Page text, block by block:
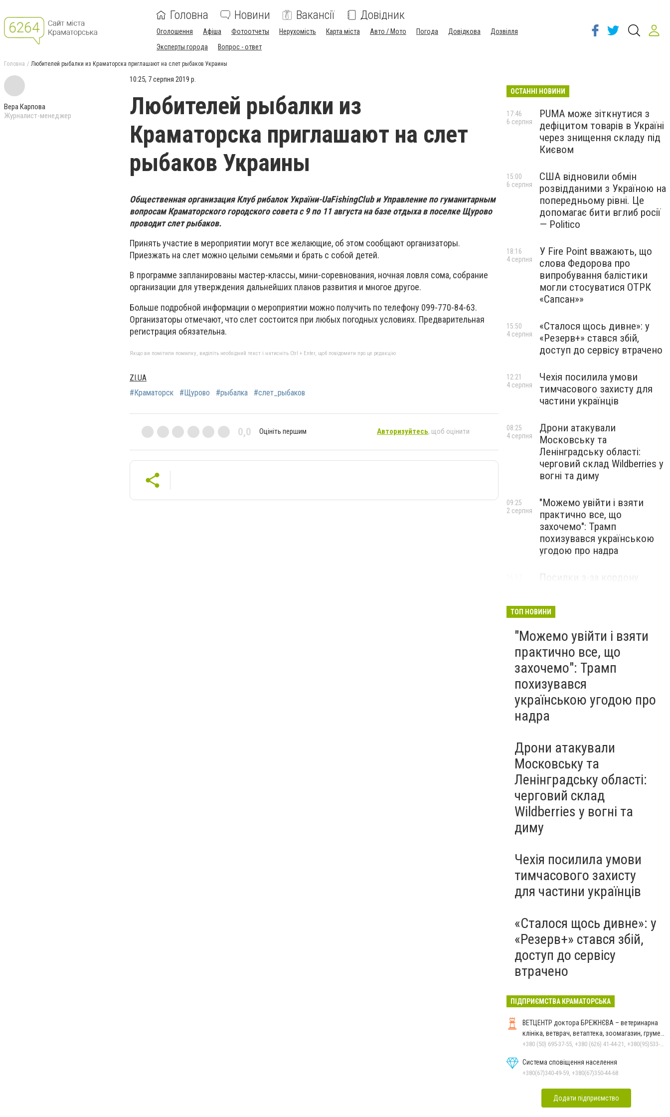
Головна Новини Вакансії Довідник
Оголошення Афіша Фотоотчеты Нерухомість Карта міста Авто / Мото Погода Довідкова
Дозвілля
Эксперты города
Вопрос - ответ
Головна Любителей рыбалки из Краматорска приглашают на слет рыбаков Украины
Вера Карпова
Журналист-менеджер
10:25, 7 серпня 2019 р.
Любителей рыбалки из
Краматорска приглашают на слет
рыбаков Украины
Общественная организация Клуб рибалок України-UaFishingClub и Управление по гуманитарным
вопросам Краматорского городского совета с 9 по 11 августа на базе отдыха в поселке Щурово
проводит слет рыбаков.
Принять участие в мероприятии могут все желающие, об этом сообщают организаторы.
Приезжать на слет можно целыми семьями и брать с собой детей.
В программе запланированы мастер-классы, мини-соревнования, ночная ловля сома, собрание
организации для утверждения дальнейших планов развития и многое другое.
Больше подробной информации о мероприятии можно получить по телефону 099-770-84-63.
Организаторы отмечают, что слет состоится при любых погодных условиях. Предварительная
регистрация обязательна.
Якщо ви помітили помилку, виділіть необхідний текст і натисніть Ctrl + Enter, щоб повідомити про це редакцію
ZI.UA
#Краматорск
#Щурово #рыбалка #слет_рыбаков
0,0 Оцініть першим Авторизуйтесь, щоб оцінити
ОСТАННІ НОВИНИ
PUMA може зіткнутися з
дефіцитом товарів в Україні
через знищення складу під
Києвом
17:46
6 серпня
США відновили обмін
розвідданими з Україною на
попередньому рівні. Це
допомагає бити вглиб росії
— Politico
15:00
6 серпня
У Fire Point вважають, що
слова Федорова про
випробування балістики
могли стосуватися ОТРК
«Сапсан»»
18:16
4 серпня
«Сталося щось дивне»: у
«Резерв+» стався збій,
доступ до сервісу втрачено
15:50
4 серпня
Чехія посилила умови
тимчасового захисту для
частини українців
12:21
4 серпня
Дрони атакували
Московську та
Ленінградську області:
черговий склад Wildberries у
вогні та диму
08:25
4 серпня
"Можемо увійти і взяти
практично все, що
захочемо": Трамп
похизувався українською
угодою про надра
09:25
2 серпня
Посилки з-за кордону
правила
ТОП НОВИНИ
"Можемо увійти і взяти
практично все, що
захочемо": Трамп
похизувався
українською угодою про
надра
Дрони атакували
Московську та
Ленінградську області:
черговий склад
Wildberries у вогні та
диму
Чехія посилила умови
тимчасового захисту
для частини українців
«Сталося щось дивне»: у
«Резерв+» стався збій,
доступ до сервісу
втрачено
ПІДПРИЄМСТВА КРАМАТОРСЬКА
ВЕТЦЕНТР доктора БРЕЖНЄВА – ветеринарна
клініка, ветврач, ветаптека, зоомагазин, грумер,
стрижки.
+380 (50) 695-37-55, +380 (626) 41-44-21, +380(95)533-90-03
Система сповіщення населення
+380(67)340-49-59, +380(67)350-44-68
Додати підприємство